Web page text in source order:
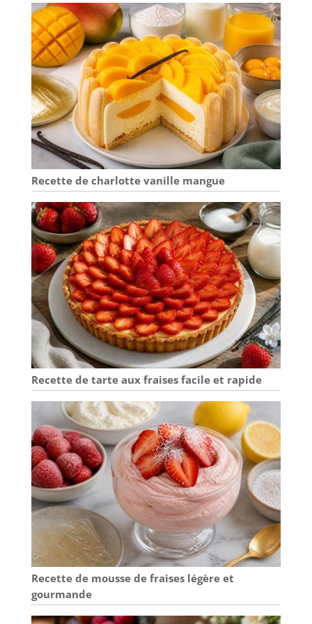
facilement dans un
ciel bleu et des
vacances
agréables. Aspect
exceptionnel : en
faïence de qualité
supérieure et
respectueuse de
l'environnement, le
service de table
vancasso Ess est
fabriqué à la main.
Bord marron
Design tourbillon
moderne - Joli
vernis lisse des
deux côtés - Teinte
bleue élégante
unique crée
simplement une
harmonie douce
unique. Artisanat
intemporel et
excellente
décoration : cette
série combine un
motif délicat peint
à la main, une
finition
exceptionnelle et
une variété de
teintes bleues
pour créer une
ambiance
maritime
fascinante. Parfait
donne à votre
table non
seulement un
absolu, mais aussi
Recette de charlotte vanille mangue
Recette de tarte aux fraises facile et rapide
Recette de mousse de fraises légère et
gourmande